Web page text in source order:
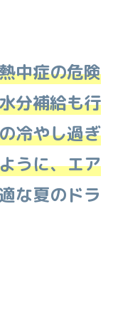
中症の危険
分補給も行
冷やし過ぎ
うに、エア
な夏のドラ